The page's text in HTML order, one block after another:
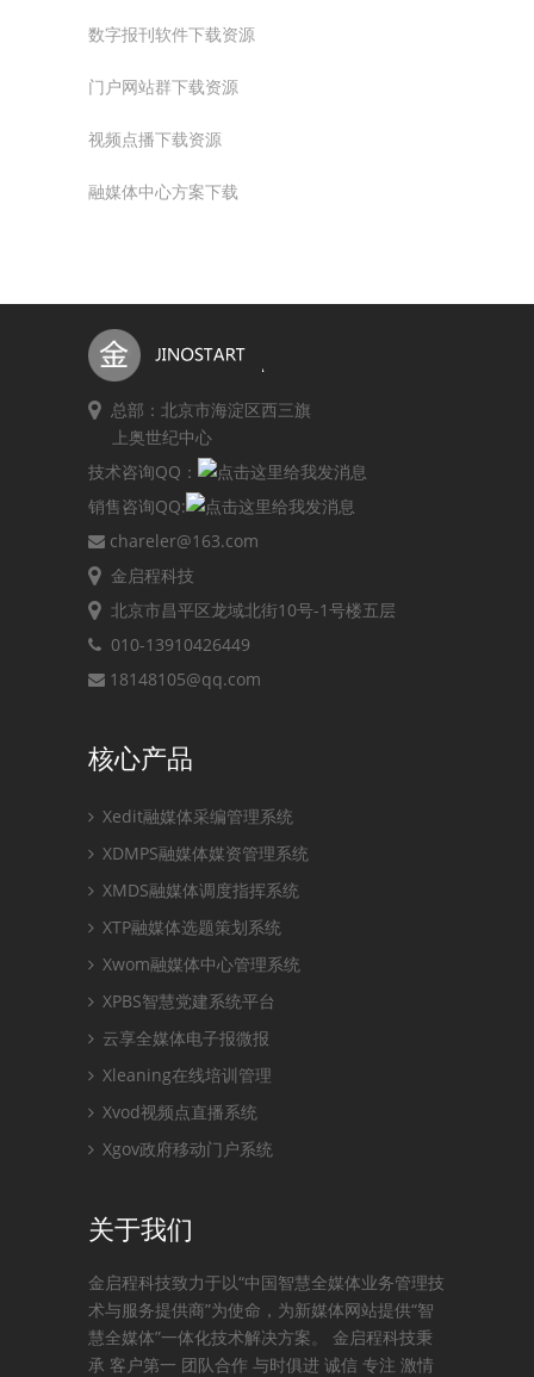
数字报刊软件下载资源
门户网站群下载资源
视频点播下载资源
融媒体中心方案下载
总部：北京市海淀区西三旗
上奥世纪中心
技术咨询QQ：
销售咨询QQ:
chareler@163.com
金启程科技
北京市昌平区龙域北街10号-1号楼五层
010-13910426449
18148105@qq.com
核心产品
Xedit融媒体采编管理系统
XDMPS融媒体媒资管理系统
XMDS融媒体调度指挥系统
XTP融媒体选题策划系统
Xwom融媒体中心管理系统
XPBS智慧党建系统平台
云享全媒体电子报微报
Xleaning在线培训管理
Xvod视频点直播系统
Xgov政府移动门户系统
关于我们
金启程科技致力于以“中国智慧全媒体业务管理技
术与服务提供商”为使命，为新媒体网站提供“智
慧全媒体”一体化技术解决方案。 金启程科技秉
承 客户第一 团队合作 与时俱进 诚信 专注 激情